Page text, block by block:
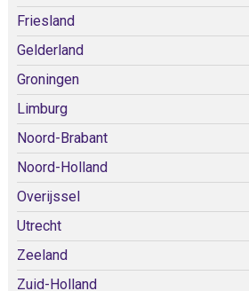
Friesland
Gelderland
Groningen
Limburg
Noord-Brabant
Noord-Holland
Overijssel
Utrecht
Zeeland
Zuid-Holland